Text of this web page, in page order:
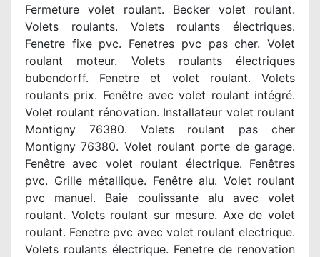
Fermeture volet roulant. Becker volet roulant.
Volets roulants. Volets roulants électriques.
Fenetre fixe pvc. Fenetres pvc pas cher. Volet
roulant moteur. Volets roulants électriques
bubendorff. Fenetre et volet roulant. Volets
roulants prix. Fenêtre avec volet roulant intégré.
Volet roulant rénovation. Installateur volet roulant
Montigny 76380. Volets roulant pas cher
Montigny 76380. Volet roulant porte de garage.
Fenêtre avec volet roulant électrique. Fenêtres
pvc. Grille métallique. Fenêtre alu. Volet roulant
pvc manuel. Baie coulissante alu avec volet
roulant. Volets roulant sur mesure. Axe de volet
roulant. Fenetre pvc avec volet roulant electrique.
Volets roulants électrique. Fenetre de renovation